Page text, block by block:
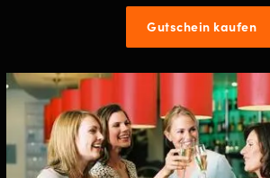
Gutschein kaufen